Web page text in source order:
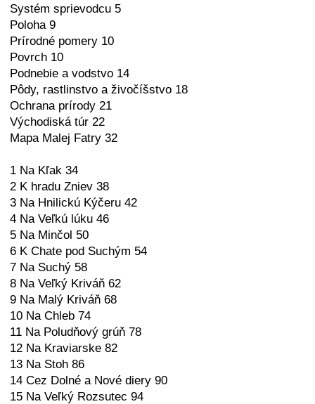
Systém sprievodcu 5
Poloha 9
Prírodné pomery 10
Povrch 10
Podnebie a vodstvo 14
Pôdy, rastlinstvo a živočíšstvo 18
Ochrana prírody 21
Východiská túr 22
Mapa Malej Fatry 32
1 Na Kľak 34
2 K hradu Zniev 38
3 Na Hnilickú Kýčeru 42
4 Na Veľkú lúku 46
5 Na Minčol 50
6 K Chate pod Suchým 54
7 Na Suchý 58
8 Na Veľký Kriváň 62
9 Na Malý Kriváň 68
10 Na Chleb 74
11 Na Poludňový grúň 78
12 Na Kraviarske 82
13 Na Stoh 86
14 Cez Dolné a Nové diery 90
15 Na Veľký Rozsutec 94